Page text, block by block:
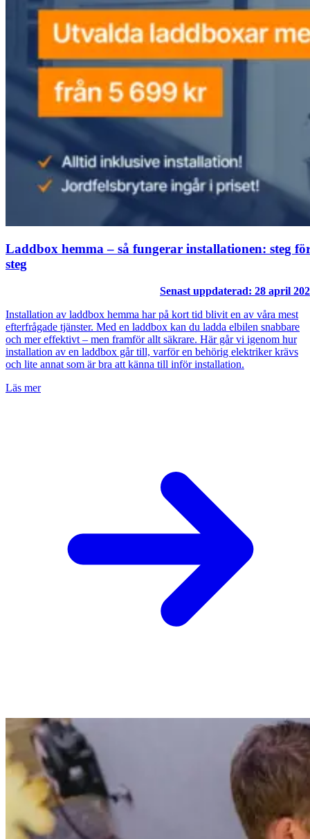
Laddbox hemma – så fungerar installationen: steg
steg
Senast uppdaterad: 28 april
Installation av laddbox hemma har på kort tid blivit en av våra mest
efterfrågade tjänster. Med en laddbox kan du ladda elbilen snabbare
och mer effektivt – men framför allt säkrare. Här går vi igenom hur
installation av en laddbox går till, varför en behörig elektriker krävs
och lite annat som är bra att känna till inför installation.
Läs mer